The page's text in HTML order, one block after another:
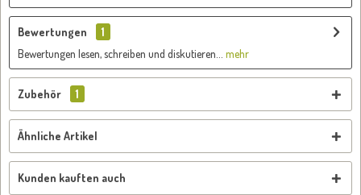
Bewertungen
1
Bewertungen lesen, schreiben und diskutieren...
mehr
Zubehör 1
Ähnliche Artikel
Kunden kauften auch